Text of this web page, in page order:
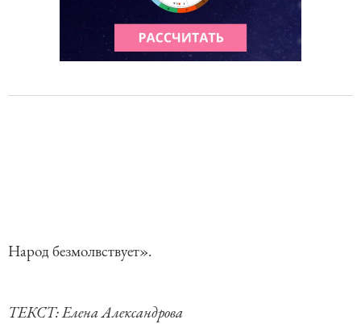
Народ безмолвствует».
ТЕКСТ: Елена Александрова